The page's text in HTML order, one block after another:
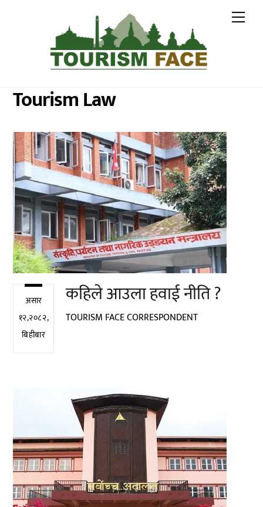
Tourism Law
असार
१२,२०८२,
बिहीबार
कहिले आउला हवाई नीति ?
TOURISM FACE CORRESPONDENT